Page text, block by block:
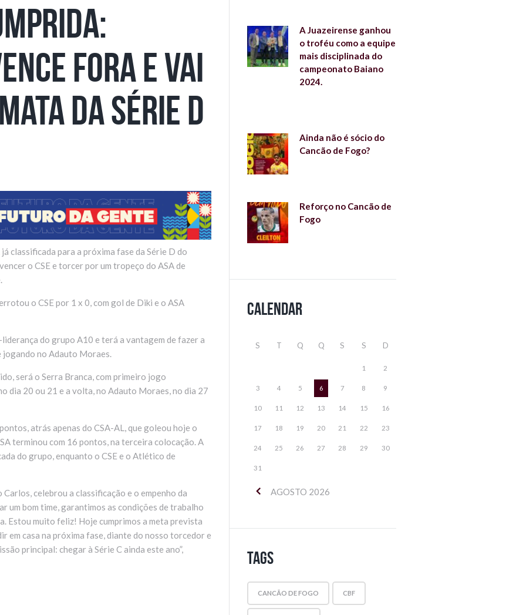
fora e vai
da série D
classificada para a próxima fase da Série D do
o CSE e torcer por um tropeço do ASA de
o CSE por 1 x 0, com gol de Diki e o ASA
do grupo A10 e terá a vantagem de fazer a
jogando no Adauto Moraes.
será o Serra Branca, com primeiro jogo
dia 20 ou 21 e a volta, no Adauto Moraes, no dia 27
atrás apenas do CSA-AL, que goleou hoje o
terminou com 16 pontos, na terceira colocação. A
do grupo, enquanto o CSE e o Atlético de
celebrou a classificação e o empenho da
um bom time, garantimos as condições de trabalho
Estou muito feliz! Hoje cumprimos a meta prevista
em casa na próxima fase, diante do nosso torcedor e
principal: chegar à Série C ainda este ano”,
A Juazeirense ganhou
o troféu como a equipe
mais disciplinada do
campeonato Baiano
2024.
Ainda não é sócio do
Cancão de Fogo?
Reforço no Cancão de
Fogo
Calendar
AGOSTO 2026
S T Q Q S S D
1 2
3 4 5 6 7 8 9
10 11 12 13 14 15 16
17 18 19 20 21 22 23
24 25 26 27 28 29 30
31
Tags
CANCÃO DE FOGO CBF